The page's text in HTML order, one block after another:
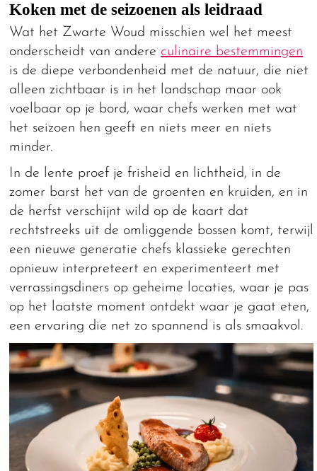
Koken met de seizoenen als leidraad
Wat het Zwarte Woud misschien wel het meest
onderscheidt van andere culinaire bestemmingen
is de diepe verbondenheid met de natuur, die niet
alleen zichtbaar is in het landschap maar ook
voelbaar op je bord, waar chefs werken met wat
het seizoen hen geeft en niets meer en niets
minder.
In de lente proef je frisheid en lichtheid, in de
zomer barst het van de groenten en kruiden, en in
de herfst verschijnt wild op de kaart dat
rechtstreeks uit de omliggende bossen komt, terwijl
een nieuwe generatie chefs klassieke gerechten
opnieuw interpreteert en experimenteert met
verrassingsdiners op geheime locaties, waar je pas
op het laatste moment ontdekt waar je gaat eten,
een ervaring die net zo spannend is als smaakvol.